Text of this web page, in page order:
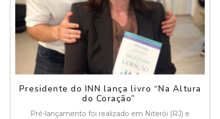
Presidente do INN lança livro “Na Altura
do Coração”
Pré-lançamento foi realizado em Niterói (RJ) e